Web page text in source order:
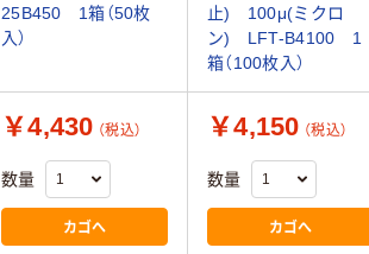
25B450 1箱（50枚
入）
止) 100μ(ミクロ
ン) LFT-B4100 1
箱（100枚入）
￥4,430 （税込）
数量
カゴへ
￥4,150 （税込）
数量
カゴへ